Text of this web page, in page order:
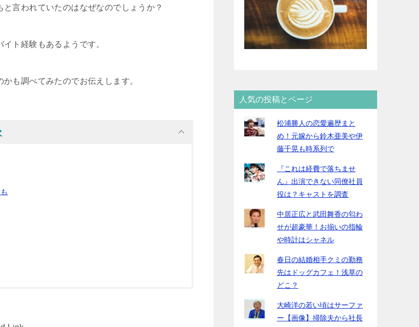
言われていたのはなぜなのでしょうか？
ト経験もあるようです。
も調べてみたのでお伝えします。
人気の投稿とページ
松浦勝人の恋愛遍歴まと
め！元嫁から鈴木亜美や伊
藤千晃も時系列で
『これは経費で落ちませ
ん』出演できない同僚社員
役は？キャストを調査
中居正広と武田舞香の匂わ
せが超豪華！お揃いの指輪
や時計はシャネル
春日の結婚相手クミの勤務
先はドッグカフェ！浅草の
どこ？
大崎洋の若い頃はサーファ
ー【画像】掃除夫から社長